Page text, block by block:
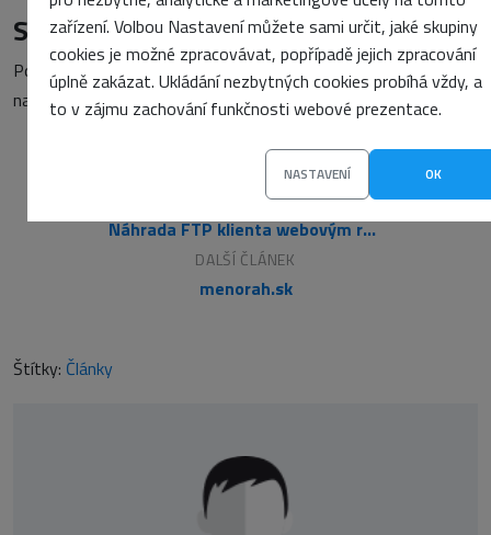
zařízení. Volbou Nastavení můžete sami určit, jaké skupiny
cookies je možné zpracovávat, popřípadě jejich zpracování
úplně zakázat. Ukládání nezbytných cookies probíhá vždy, a
to v zájmu zachování funkčnosti webové prezentace.
NASTAVENÍ OK
Starší komentáře ke článku
Pokud máte zájem o starší komentáře k tomuto článku,
naleznete jezde .
PŘEDCHOZÍ ČLÁNEK
Náhrada FTP klienta webovým rozhraním 2.
DALŠÍ ČLÁNEK
menorah.sk
Štítky: Články